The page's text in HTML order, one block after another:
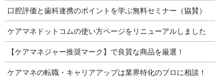
口腔評価と歯科連携のポイントを学ぶ無料セミナー（協賛）
ケアマネドットコムの使い方ページをリニューアルしました
【ケアマネジャー推奨マーク】で良質な商品を厳選！
ケアマネの転職・キャリアアップは業界特化のプロに相談！